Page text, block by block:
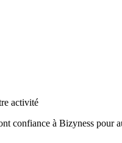
activité
confiance à Bizyness